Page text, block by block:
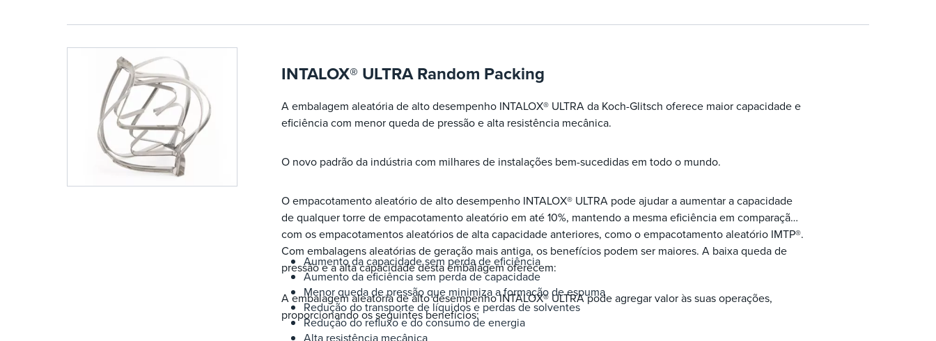
INTALOX® ULTRA Random Packing
A embalagem aleatória de alto desempenho INTALOX® ULTRA da Koch-Glitsch oferece maior capacidade e
eficiência com menor queda de pressão e alta resistência mecânica.
O novo padrão da indústria com milhares de instalações bem-sucedidas em todo o mundo.
O empacotamento aleatório de alto desempenho INTALOX® ULTRA pode ajudar a aumentar a capacidade
de qualquer torre de empacotamento aleatório em até 10%, mantendo a mesma eficiência em comparação
com os empacotamentos aleatórios de alta capacidade anteriores, como o empacotamento aleatório IMTP®.
Com embalagens aleatórias de geração mais antiga, os benefícios podem ser maiores. A baixa queda de
pressão e a alta capacidade desta embalagem oferecem:
Aumento da capacidade sem perda de eficiência
Aumento da eficiência sem perda de capacidade
Menor queda de pressão que minimiza a formação de espuma
Redução do transporte de líquidos e perdas de solventes
Redução do refluxo e do consumo de energia
Alta resistência mecânica
A embalagem aleatória de alto desempenho INTALOX® ULTRA pode agregar valor às suas operações,
proporcionando os seguintes benefícios: